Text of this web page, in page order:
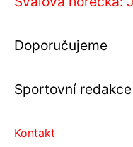
Doporučujeme
Sportovní redakce
Kontakt